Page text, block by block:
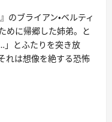
のブライアン・ベルティ
めに帰郷した姉弟。と
」とふたりを突き放
れは想像を絶する恐怖